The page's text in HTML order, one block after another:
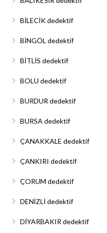
BİLECİK dedektif
BİNGÖL dedektif
BİTLİS dedektif
BOLU dedektif
BURDUR dedektif
BURSA dedektif
ÇANAKKALE dedektif
ÇANKIRI dedektif
ÇORUM dedektif
DENİZLİ dedektif
DİYARBAKIR dedektif